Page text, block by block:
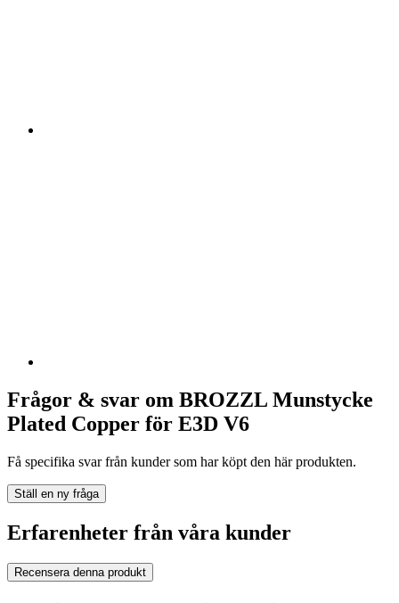
Frågor & svar om BROZZL Munstycke
Plated Copper för E3D V6
Få specifika svar från kunder som har köpt den här produkten.
Ställ en ny fråga
Erfarenheter från våra kunder
Recensera denna produkt